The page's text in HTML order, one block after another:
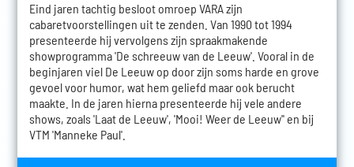
Eind jaren tachtig besloot omroep VARA zijn
cabaretvoorstellingen uit te zenden. Van 1990 tot 1994
presenteerde hij vervolgens zijn spraakmakende
showprogramma 'De schreeuw van de Leeuw'. Vooral in de
beginjaren viel De Leeuw op door zijn soms harde en grove
gevoel voor humor, wat hem geliefd maar ook berucht
maakte. In de jaren hierna presenteerde hij vele andere
shows, zoals 'Laat de Leeuw', 'Mooi! Weer de Leeuw'' en bij
VTM 'Manneke Paul'.